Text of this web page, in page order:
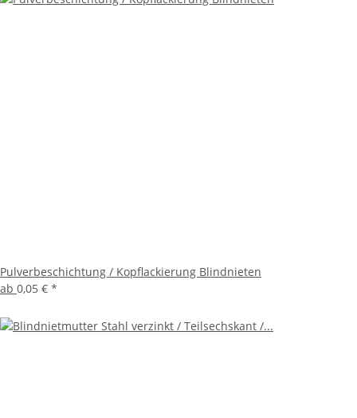
Pulverbeschichtung / Kopflackierung Blindnieten
ab 0,05 € *